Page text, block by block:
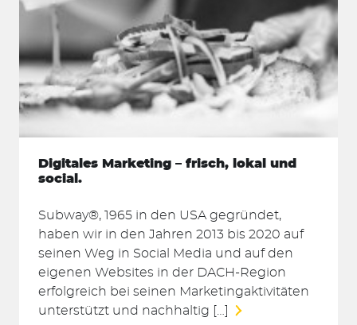
Digitales Marketing – frisch, lokal und
social.
Subway®, 1965 in den USA gegründet,
haben wir in den Jahren 2013 bis 2020 auf
seinen Weg in Social Media und auf den
eigenen Websites in der DACH-Region
erfolgreich bei seinen Marketingaktivitäten
unterstützt und nachhaltig […]